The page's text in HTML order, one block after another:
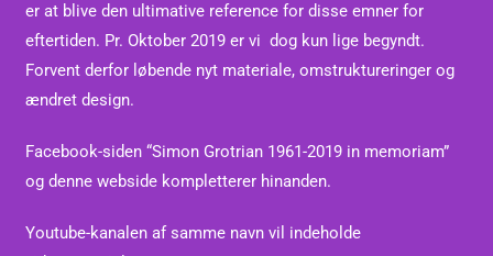
er at blive den ultimative reference for disse emner for
eftertiden. Pr. Oktober 2019 er vi dog kun lige begyndt.
Forvent derfor løbende nyt materiale, omstruktureringer og
ændret design.
Facebook-siden “Simon Grotrian 1961-2019 in memoriam”
og denne webside kompletterer hinanden.
Youtube-kanalen af samme navn vil indeholde